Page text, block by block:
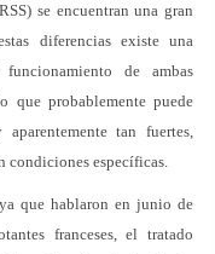
se encuentran una gran
diferencias existe una
de ambas
que probablemente puede
tan fuertes,
condiciones específicas.
que hablaron en junio de
franceses, el tratado